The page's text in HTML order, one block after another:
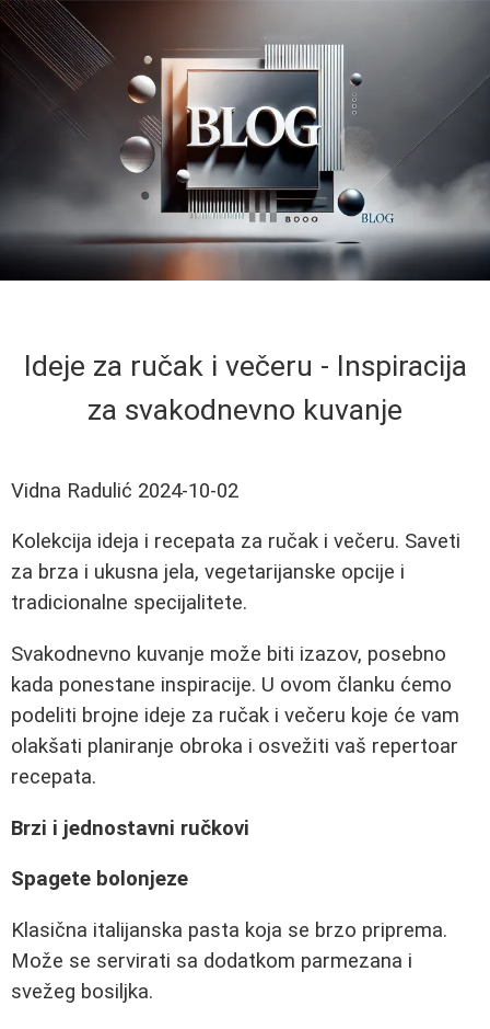
Ideje za ručak i večeru - Inspiracija
za svakodnevno kuvanje
Vidna Radulić 2024-10-02
Kolekcija ideja i recepata za ručak i večeru. Saveti
za brza i ukusna jela, vegetarijanske opcije i
tradicionalne specijalitete.
Svakodnevno kuvanje može biti izazov, posebno
kada ponestane inspiracije. U ovom članku ćemo
podeliti brojne ideje za ručak i večeru koje će vam
olakšati planiranje obroka i osvežiti vaš repertoar
recepata.
Brzi i jednostavni ručkovi
Spagete bolonjeze
Klasična italijanska pasta koja se brzo priprema.
Može se servirati sa dodatkom parmezana i
svežeg bosiljka.